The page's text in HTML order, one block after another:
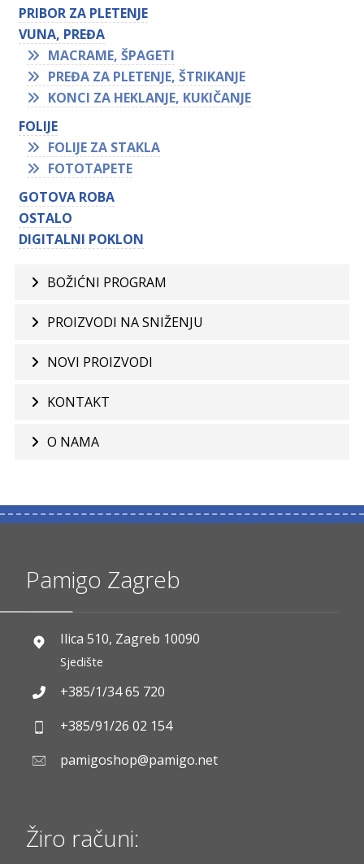
PRIBOR ZA PLETENJE
VUNA, PREĐA
MACRAME, ŠPAGETI
PREĐA ZA PLETENJE, ŠTRIKANJE
KONCI ZA HEKLANJE, KUKIČANJE
FOLIJE
FOLIJE ZA STAKLA
FOTOTAPETE
GOTOVA ROBA
OSTALO
DIGITALNI POKLON
BOŽIĆNI PROGRAM
PROIZVODI NA SNIŽENJU
NOVI PROIZVODI
KONTAKT
O NAMA
Pamigo Zagreb
Ilica 510, Zagreb 10090
Sjedište
+385/1/34 65 720
+385/91/26 02 154
pamigoshop@pamigo.net
Žiro računi: